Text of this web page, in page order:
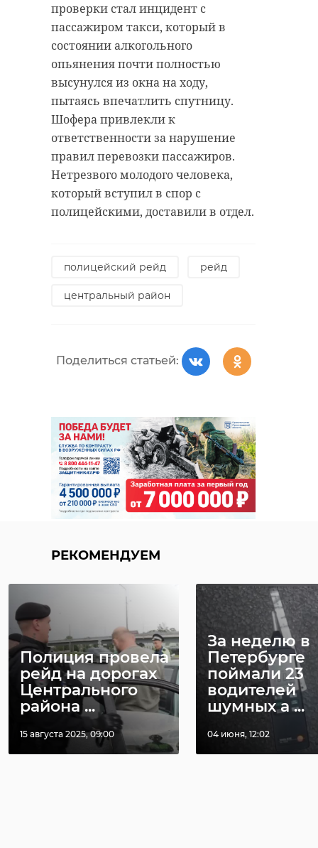
проверки стал инцидент с
пассажиром такси, который в
состоянии алкогольного
опьянения почти полностью
высунулся из окна на ходу,
пытаясь впечатлить спутницу.
Шофера привлекли к
ответственности за нарушение
правил перевозки пассажиров.
Нетрезвого молодого человека,
который вступил в спор с
полицейскими, доставили в отдел.
полицейский рейд рейд
центральный район
Поделиться статьей:
РЕКОМЕНДУЕМ
Полиция провела
рейд на дорогах
Центрального
района ...
15 августа 2025, 09:00
За неделю в
Петербурге
поймали 23
водителей
шумных а ...
04 июня, 12:02